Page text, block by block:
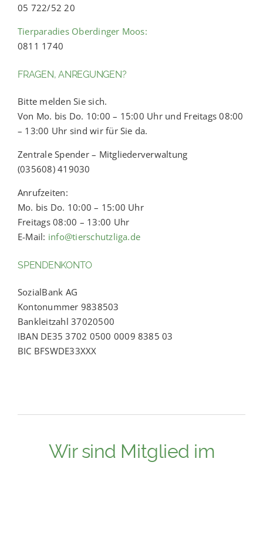
05 722/52 20
Tierparadies Oberdinger Moos:
0811 1740
FRAGEN, ANREGUNGEN?
Bitte melden Sie sich.
Von Mo. bis Do. 10:00 – 15:00 Uhr und Freitags 08:00
– 13:00 Uhr sind wir für Sie da.
Zentrale Spender – Mitgliederverwaltung
(035608) 419030
Anrufzeiten:
Mo. bis Do. 10:00 – 15:00 Uhr
Freitags 08:00 – 13:00 Uhr
E-Mail: info@tierschutzliga.de
SPENDENKONTO
SozialBank AG
Kontonummer 9838503
Bankleitzahl 37020500
IBAN DE35 3702 0500 0009 8385 03
BIC BFSWDE33XXX
Wir sind Mitglied im